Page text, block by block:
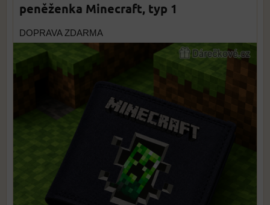
peněženka Minecraft, typ 1
DOPRAVA ZDARMA